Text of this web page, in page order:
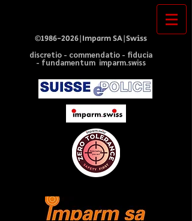
©1986-2026|Imparm SA|Swiss
discretio - commendatio - fiducia
- fundamentum imparm.swiss